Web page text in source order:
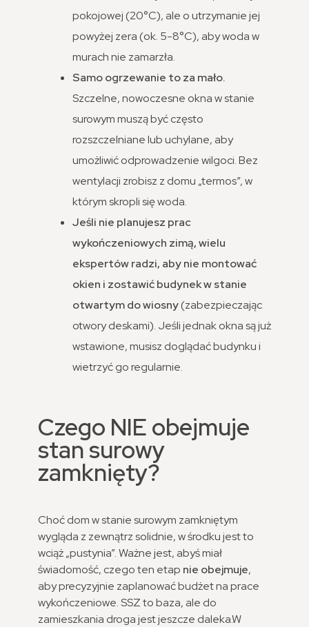
pokojowej (20°C), ale o utrzymanie jej
powyżej zera (ok. 5-8°C), aby woda w
murach nie zamarzła.
Samo ogrzewanie to za mało.
Szczelne, nowoczesne okna w stanie
surowym muszą być często
rozszczelniane lub uchylane, aby
umożliwić odprowadzenie wilgoci. Bez
wentylacji zrobisz z domu „termos”, w
którym skropli się woda.
Jeśli nie planujesz prac
wykończeniowych zimą, wielu
ekspertów radzi, aby nie montować
okien i zostawić budynek w stanie
otwartym do wiosny(zabezpieczając
otwory deskami). Jeśli jednak okna są już
wstawione, musisz doglądać budynku i
wietrzyć go regularnie.
Czego NIE obejmuje
stan surowy
zamknięty?
Choć dom w stanie surowym zamkniętym
wygląda z zewnątrz solidnie, w środku jest to
wciąż „pustynia”. Ważne jest, abyś miał
świadomość, czego ten etap nie obejmuje,
aby precyzyjnie zaplanować budżet na prace
wykończeniowe. SSZ to baza, ale do
zamieszkania droga jest jeszcze daleka.W